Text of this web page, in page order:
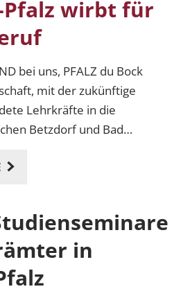
Pfalz wirbt für
bei uns, PFALZ du Bock
mit der zukünftige
Lehrkräfte in die
Betzdorf und Bad
in